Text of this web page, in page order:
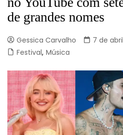
de grandes nomes
Gessica Carvalho
7 de
Festival, Música